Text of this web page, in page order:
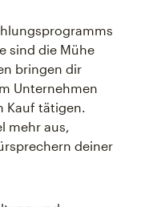
sind die Mühe
bringen dir
Unternehmen
Kauf tätigen.
mehr aus,
deiner